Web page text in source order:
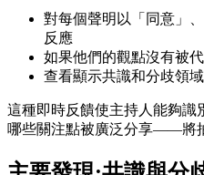
對每個聲明以「同意」
反應
如果他們的觀點沒有被
查看顯示共識和分歧領
這種即時反饋使主持人能夠識
哪些關注點被廣泛分享——將